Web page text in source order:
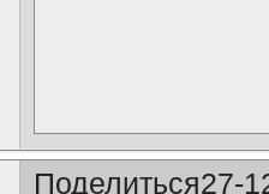
Поделиться27-